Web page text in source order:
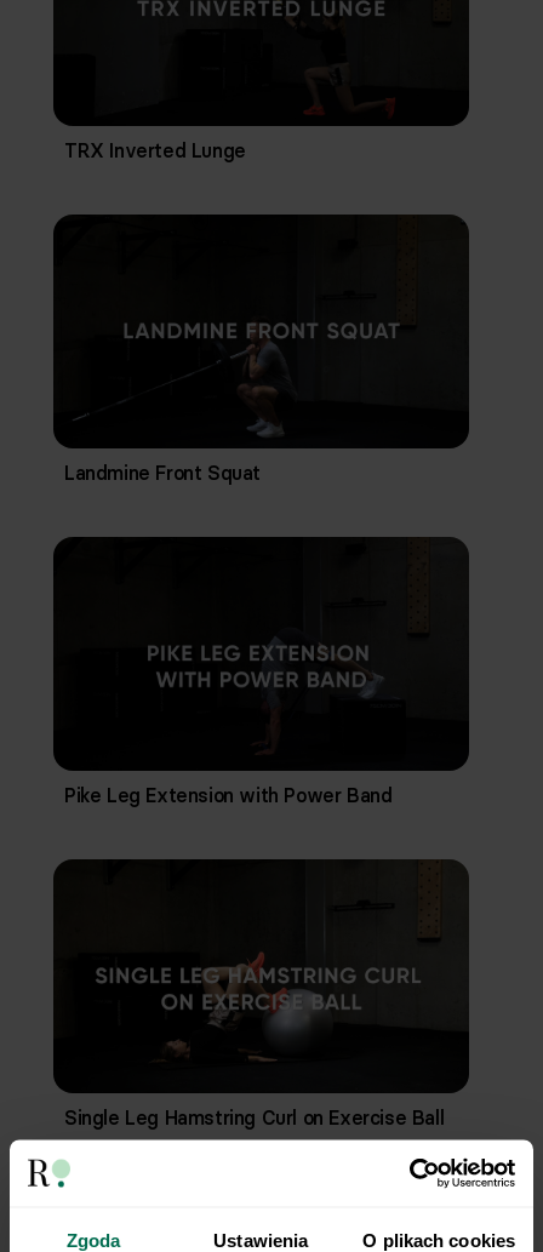
Zgoda Ustawienia O plikach cookies
TRX Inverted Lunge
Landmine Front Squat
Pike Leg Extension with Power Band
Single Leg Hamstring Curl on Exercise Ball